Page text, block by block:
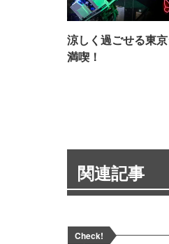
涼しく過ごせる東
満喫！
関連記事
Check!